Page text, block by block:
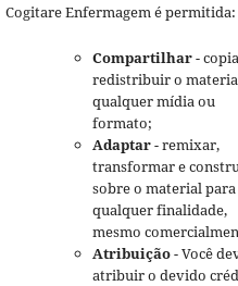
Cogitare Enfermagem é permitida:
Compartilhar-
redistribuir o
qualquer mídia ou
formato;
Adaptar- remixar,
transformar e
sobre o material para
qualquer finalidade,
mesmo
Atribuição- Você
atribuir o devido